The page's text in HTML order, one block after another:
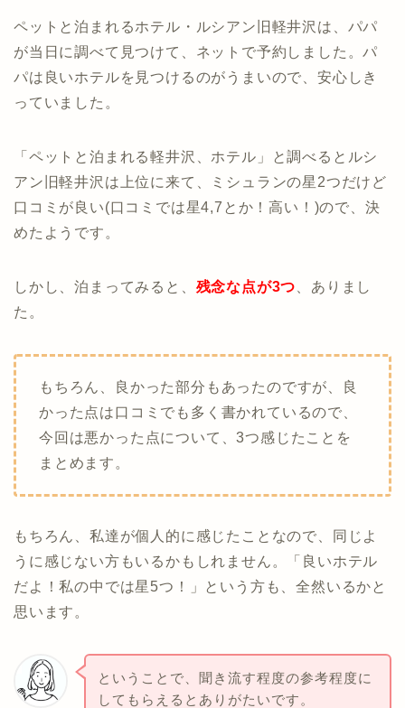
ペットと泊まれるホテル・ルシアン旧軽井沢は、パパ
が当日に調べて見つけて、ネットで予約しました。パ
パは良いホテルを見つけるのがうまいので、安心しき
っていました。
「ペットと泊まれる軽井沢、ホテル」と調べるとルシ
アン旧軽井沢は上位に来て、ミシュランの星2つだけど
口コミが良い(口コミでは星4,7とか！高い！)ので、決
めたようです。
しかし、泊まってみると、 残念な点が3つ 、ありまし
た。
もちろん、良かった部分もあったのですが、良
かった点は口コミでも多く書かれているので、
今回は悪かった点について、3つ感じたことを
まとめます。
もちろん、私達が個人的に感じたことなので、同じよ
うに感じない方もいるかもしれません。「良いホテル
だよ！私の中では星5つ！」という方も、全然いるかと
思います。
ということで、聞き流す程度の参考程度に
してもらえるとありがたいです。